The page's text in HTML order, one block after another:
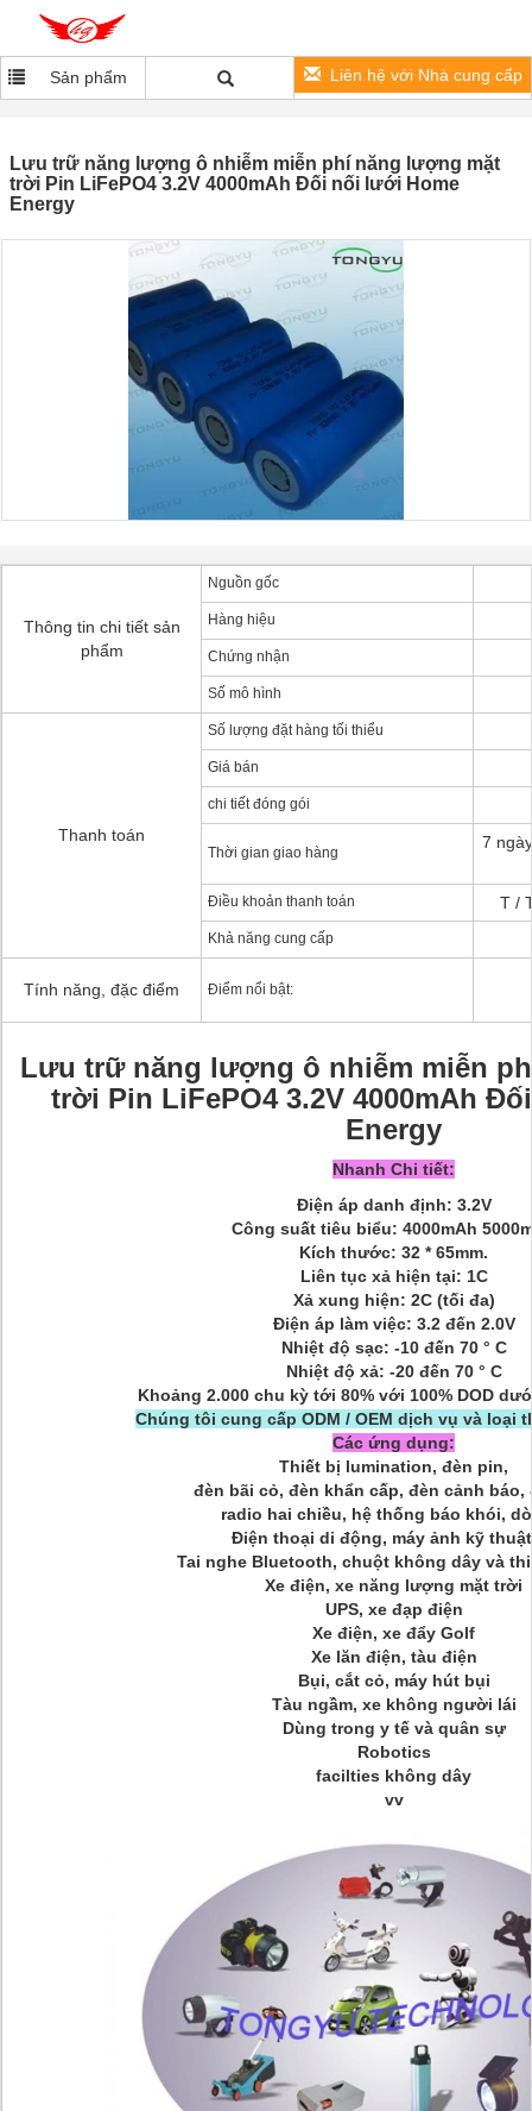
Sản phẩm Liên hệ với Nhà cung cấp
Lưu trữ năng lượng ô nhiễm miễn phí năng lượng mặt
trời Pin LiFePO4 3.2V 4000mAh Đối nối lưới Home
Energy
Thông tin chi tiết sản
phẩm
Nguồn gốc
Hàng hiệu
Chứng nhận
Số mô hình
Thanh toán
Số lượng đặt hàng tối thiểu
Giá bán
chi tiết đóng gói
Thời gian giao hàng
7
Điều khoản thanh toán T /
Khả năng cung cấp
Tính năng, đặc điểm Điểm nổi bật:
Lưu trữ năng lượng ô nhiễm miễn
trời Pin LiFePO4 3.2V 4000mAh
Energy
Nhanh Chi tiết:
Điện áp danh định: 3.2V
Công suất tiêu biểu: 4000mAh
Kích thước: 32 * 65mm.
Liên tục xả hiện tại: 1C
Xả xung hiện: 2C (tối đa)
Điện áp làm việc: 3.2 đến 2.0V
Nhiệt độ sạc: -10 đến 70 ° C
Nhiệt độ xả: -20 đến 70 ° C
Khoảng 2.000 chu kỳ tới 80% với 100% DOD
Chúng tôi cung cấp ODM / OEM dịch vụ và loại
Các ứng dụng:
Thiết bị lumination, đèn pin,
đèn bãi cỏ, đèn khẩn cấp, đèn cảnh báo,
radio hai chiều, hệ thống báo khói,
Điện thoại di động, máy ảnh kỹ
Tai nghe Bluetooth, chuột không dây và
Xe điện, xe năng lượng mặt trời
UPS, xe đạp điện
Xe điện, xe đẩy Golf
Xe lăn điện, tàu điện
Bụi, cắt cỏ, máy hút bụi
Tàu ngầm, xe không người lái
Dùng trong y tế và quân sự
Robotics
facilties không dây
vv